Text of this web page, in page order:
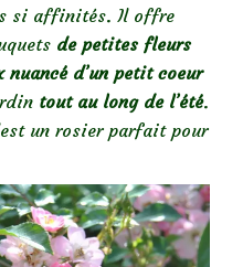
si affinités. Il offre
de petites fleurs
d’un petit coeur
tout au long de l’été.
un rosier parfait pour